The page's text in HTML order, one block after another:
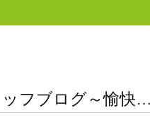
ッフブログ～愉快…